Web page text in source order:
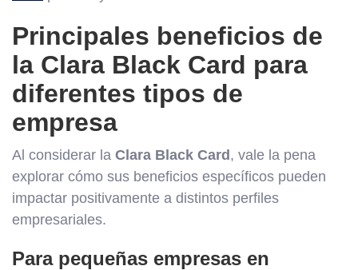
Principales beneficios de
la Clara Black Card para
diferentes tipos de
empresa
Al considerar la Clara Black Card, vale la pena
explorar cómo sus beneficios específicos pueden
impactar positivamente a distintos perfiles
empresariales.
Para pequeñas empresas en